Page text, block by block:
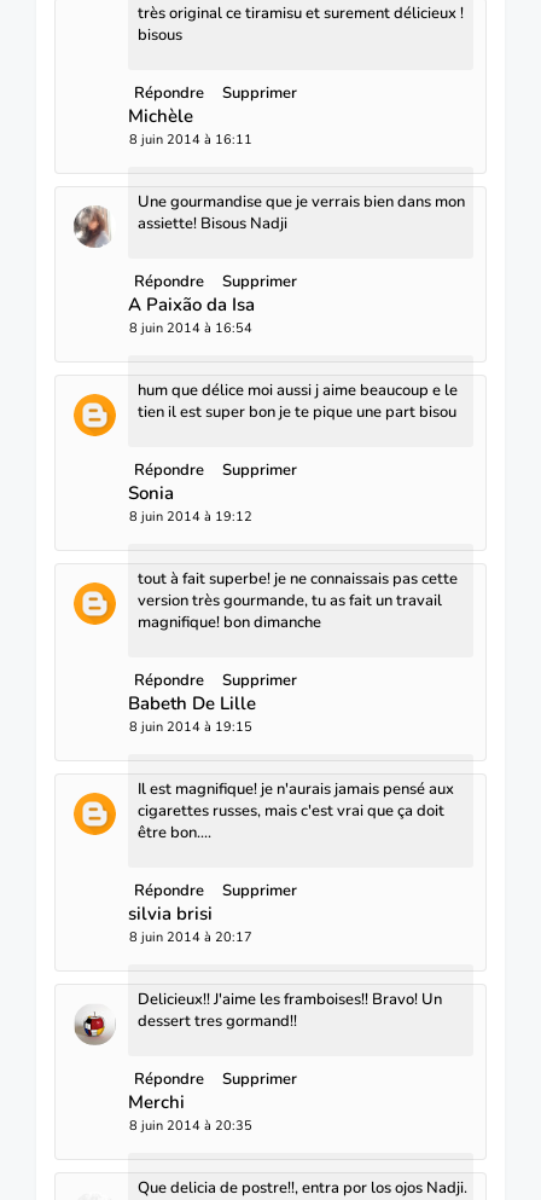
très original ce tiramisu et surement délicieux !
bisous
Répondre Supprimer
Michèle
8 juin 2014 à 16:11
Une gourmandise que je verrais bien dans mon
assiette! Bisous Nadji
Répondre Supprimer
A Paixão da Isa
8 juin 2014 à 16:54
hum que délice moi aussi j aime beaucoup e le
tien il est super bon je te pique une part bisou
Répondre Supprimer
Sonia
8 juin 2014 à 19:12
tout à fait superbe! je ne connaissais pas cette
version très gourmande, tu as fait un travail
magnifique! bon dimanche
Répondre Supprimer
Babeth De Lille
8 juin 2014 à 19:15
Il est magnifique! je n'aurais jamais pensé aux
cigarettes russes, mais c'est vrai que ça doit
être bon....
Répondre Supprimer
silvia brisi
8 juin 2014 à 20:17
Delicieux!! J'aime les framboises!! Bravo! Un
dessert tres gormand!!
Répondre Supprimer
Merchi
8 juin 2014 à 20:35
Que delicia de postre!!, entra por los ojos Nadji.